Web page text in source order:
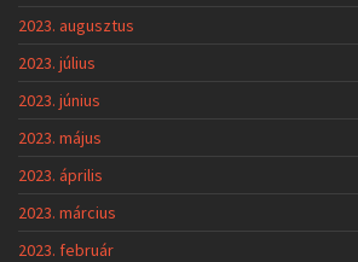
2023. augusztus
2023. július
2023. június
2023. május
2023. április
2023. március
2023. február